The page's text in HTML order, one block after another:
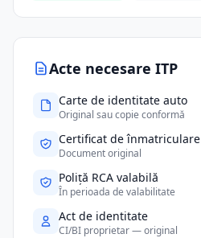
Acte necesare ITP
Carte de identitate auto
Original sau copie conformă
Certificat de înmatriculare
Document original
Poliță RCA valabilă
În perioada de valabilitate
Act de identitate
CI/BI proprietar — original